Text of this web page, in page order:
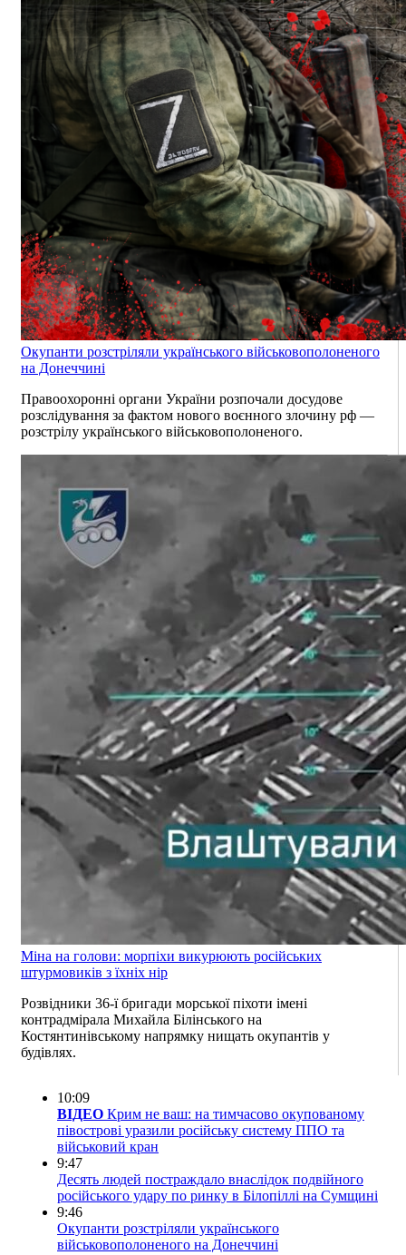
Окупанти розстріляли українського військовополоненого
на Донеччині
Правоохоронні органи України розпочали досудове
розслідування за фактом нового воєнного злочину рф —
розстрілу українського військовополоненого.
Міна на голови: морпіхи викурюють російських
штурмовиків з їхніх нір
Розвідники 36-ї бригади морської піхоти імені
контрадмірала Михайла Білінського на
Костянтинівському напрямку нищать окупантів у
будівлях.
10:09
ВІДЕО Крим не ваш: на тимчасово окупованому
півострові уразили російську систему ППО та
військовий кран
9:47
Десять людей постраждало внаслідок подвійного
російського удару по ринку в Білопіллі на Сумщині
9:46
Окупанти розстріляли українського
військовополоненого на Донеччині